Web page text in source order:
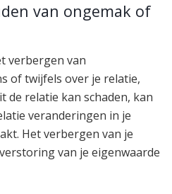
van ongemak of
verbergen van
of twijfels over je relatie,
de relatie kan schaden, kan
veranderingen in je
Het verbergen van je
van je eigenwaarde